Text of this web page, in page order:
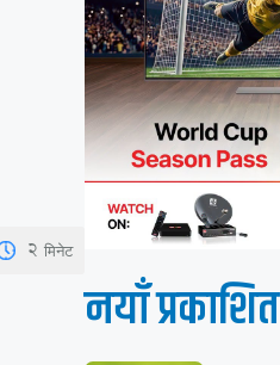
2 मिनेट
नयाँ प्रकाशित